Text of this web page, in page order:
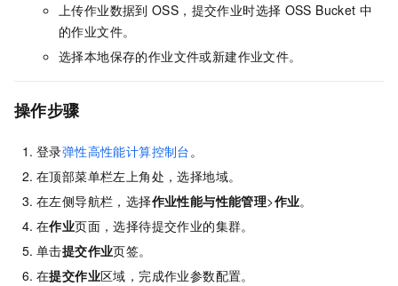
上传作业数据到 OSS，提交作业时选择 OSS Bucket 中
的作业文件。
选择本地保存的作业文件或新建作业文件。
操作步骤
登录弹性高性能计算控制台。
在顶部菜单栏左上角处，选择地域。
在左侧导航栏，选择作业性能与性能管理>作业。
在作业页面，选择待提交作业的集群。
单击提交作业页签。
在提交作业区域，完成作业参数配置。